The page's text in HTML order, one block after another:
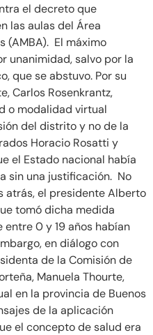
el decreto que
las aulas del Área
(AMBA). El máximo
unanimidad, salvo por la
que se abstuvo. Por su
Carlos Rosenkrantz,
o modalidad virtual
del distrito y no de la
Horacio Rosatti y
el Estado nacional había
sin una justificación. No
atrás, el presidente Alberto
tomó dicha medida
0 y 19 años habían
en diálogo con
de la Comisión de
Manuela Thourte,
en la provincia de Buenos
de la aplicación
el concepto de salud era